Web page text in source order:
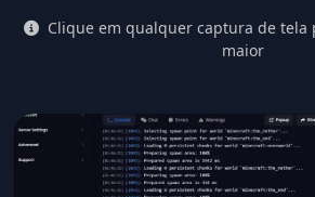
Clique em qualquer captura de tela
maior